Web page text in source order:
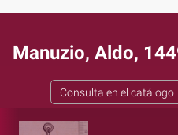
Manuzio, Aldo,
Consulta en el catálogo